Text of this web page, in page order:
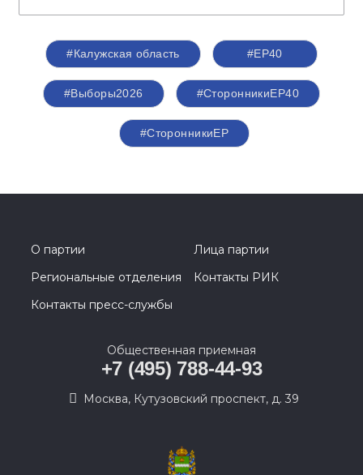
#Калужская область #ЕР40
#Выборы2026 #СторонникиЕР40
#СторонникиЕР
О партии
Лица партии
Региональные отделения
Контакты РИК
Контакты пресс-службы
Общественная приемная
+7 (495) 788-44-93
Москва, Кутузовский проспект, д. 39